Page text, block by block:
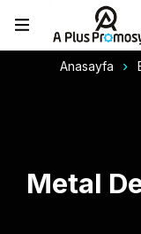
Anasayfa
Metal